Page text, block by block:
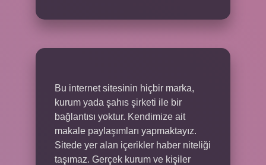
Bu internet sitesinin hiçbir marka,
kurum yada şahıs şirketi ile bir
bağlantısı yoktur. Kendimize ait
makale paylaşımları yapmaktayız.
Sitede yer alan içerikler haber niteliği
taşımaz. Gerçek kurum ve kişiler